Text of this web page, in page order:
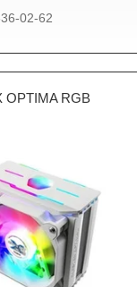
02-62
OPTIMA RGB